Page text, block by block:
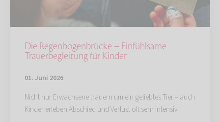
Die Regenbogenbrücke – Einfühlsame
Trauerbegleitung für Kinder
01. Juni 2026
Nicht nur Erwachsene trauern um ein geliebtes Tier – auch
Kinder erleben Abschied und Verlust oft sehr intensiv.